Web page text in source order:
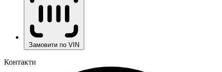
Замовити по VIN
Контакти